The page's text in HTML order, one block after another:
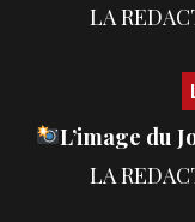
L’image du